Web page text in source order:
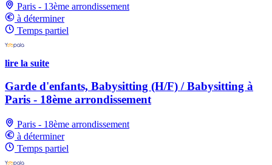
Paris - 13ème arrondissement
à déterminer
Temps partiel
lire la suite
Garde d'enfants, Babysitting (H/F) / Babysitting à
Paris - 18ème arrondissement
Paris - 18ème arrondissement
à déterminer
Temps partiel